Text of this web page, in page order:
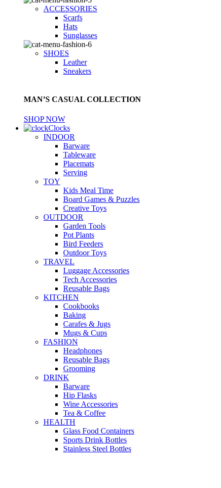
ACCESSORIES
Scarfs
Hats
Sunglasses
SHOES
Leather
Sneakers
MAN’S CASUAL COLLECTION
SHOP NOW
Clocks
INDOOR
Barware
Tableware
Placemats
Serving
TOY
Kids Meal Time
Board Games & Puzzles
Creative Toys
OUTDOOR
Garden Tools
Pot Plants
Bird Feeders
Outdoor Toys
TRAVEL
Luggage Accessories
Tech Accessories
Reusable Bags
KITCHEN
Cookbooks
Baking
Carafes & Jugs
Mugs & Cups
FASHION
Headphones
Reusable Bags
Grooming
DRINK
Barware
Hip Flasks
Wine Accessories
Tea & Coffee
HEALTH
Glass Food Containers
Sports Drink Bottles
Stainless Steel Bottles